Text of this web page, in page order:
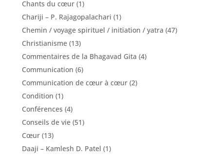
Chants du cœur(1)
Chariji – P. Rajagopalachari (1)
Chemin / voyage spirituel / initiation / yatra (47)
Christianisme(13)
Commentaires de la Bhagavad Gita (4)
Communication (6)
Communication de cœur à cœur(2)
Condition (1)
Conférences (4)
Conseils de vie(51)
Cœur(13)
Daaji – Kamlesh D. Patel (1)